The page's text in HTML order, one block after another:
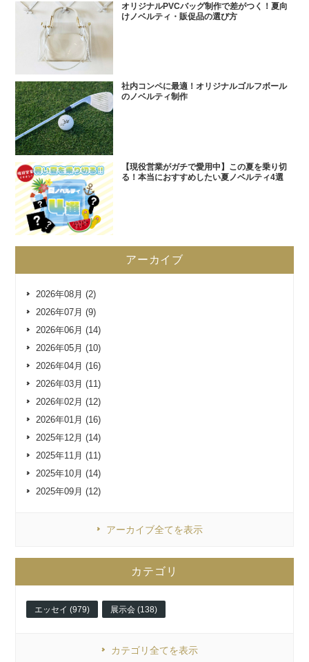
オリジナルPVCバッグ制作で差がつく！夏向
けノベルティ・販促品の選び方
社内コンペに最適！オリジナルゴルフボール
のノベルティ制作
【現役営業がガチで愛用中】この夏を乗り切
る！本当におすすめしたい夏ノベルティ4選
アーカイブ
2026年08月 (2)
2026年07月 (9)
2026年06月 (14)
2026年05月 (10)
2026年04月 (16)
2026年03月 (11)
2026年02月 (12)
2026年01月 (16)
2025年12月 (14)
2025年11月 (11)
2025年10月 (14)
2025年09月 (12)
アーカイブ全てを表示
カテゴリ
エッセイ (979) 展示会 (138)
カテゴリ全てを表示